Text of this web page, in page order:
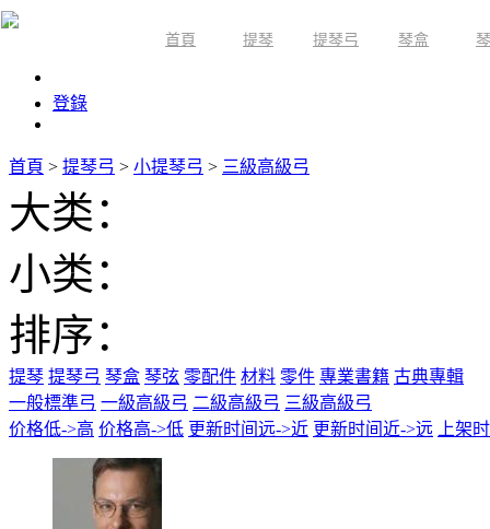
首頁 提琴 提琴弓 琴盒
登錄
首頁 > 提琴弓 > 小提琴弓 > 三級高級弓
大类：
小类：
排序：
提琴 提琴弓 琴盒 琴弦 零配件 材料 零件 專業書籍 古典專輯
一般標準弓 一級高級弓 二級高級弓 三級高級弓
价格低->高 价格高->低 更新时间远->近 更新时间近->远 上架